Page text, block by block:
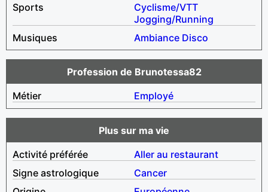
Sports
Cyclisme/VTT
Jogging/Running
Musiques
Ambiance Disco
Profession de Brunotessa82
Métier
Employé
Plus sur ma vie
Activité préférée
Aller au restaurant
Signe astrologique
Cancer